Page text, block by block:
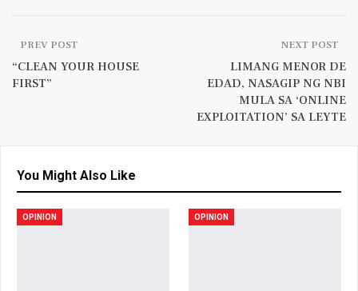
PREV POST
“CLEAN YOUR HOUSE
FIRST”
NEXT POST
LIMANG MENOR DE
EDAD, NASAGIP NG NBI
MULA SA ‘ONLINE
EXPLOITATION’ SA LEYTE
You Might Also Like
OPINION OPINION